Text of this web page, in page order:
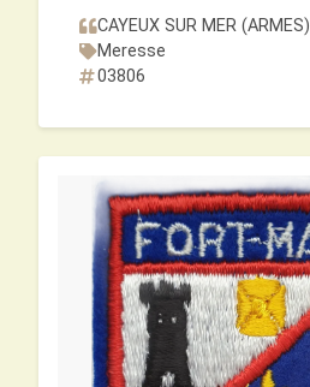
CAYEUX SUR MER (ARMES)
Meresse
03806